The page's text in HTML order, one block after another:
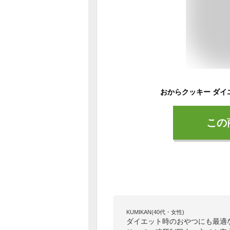
こ
KUMIKAN(40代・女性)
ダイエット時のおやつにも最